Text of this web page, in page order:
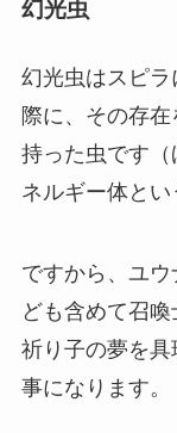
幻光虫
幻光虫はスピ
際に、その存
持った虫です
ネルギー体とい
ですから、ユ
ども含めて召
祈り子の夢を具
事になります。